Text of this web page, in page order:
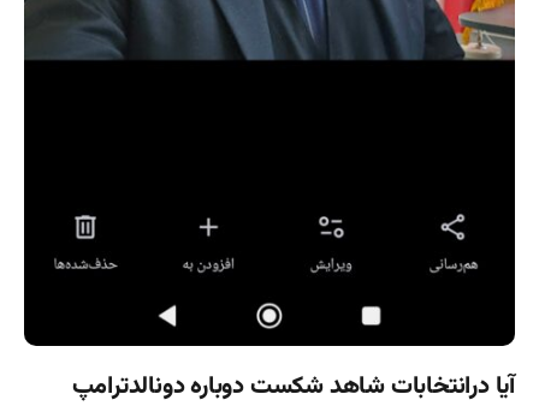
آیا درانتخابات شاهد شکست دوباره دونالدترامپ